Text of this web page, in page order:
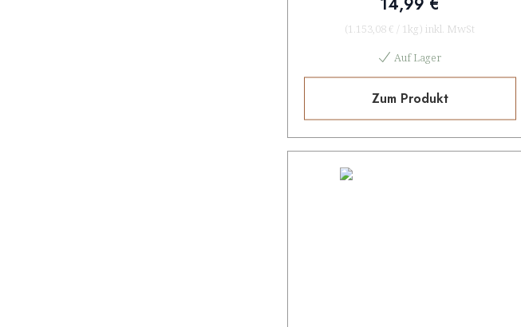
(1.153,08 € / 1kg) inkl. MwSt
Auf Lager
Zum Produkt